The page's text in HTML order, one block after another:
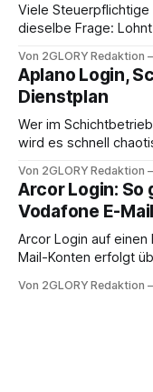
Viele
dieselbe Frage:
erledigen? Die kurze
aus – sobald jedoch
zusammentreffen
anstehen, zahlt sich
Von 2GLORY Redaktion
Aplano Login,
Dienstplan
Wer im
wird es schnell
abwesenheiten und
Ihr personal digital zu
erfahren Sie alles,
brauchen, von der
Von 2GLORY Redaktion
Arcor Login: So
Vodafone E-
Arcor Login auf einen Blick Die Anmeldung für
Mail-Konten erfolgt
besitzt, loggt sich
Von 2GLORY Redaktion